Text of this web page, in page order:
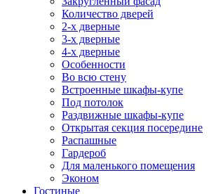
Количество дверей
2-х дверные
3-х дверные
4-х дверные
Особенности
Во всю стену
Встроенные шкафы-купе
Под потолок
Раздвижные шкафы-купе
Открытая секция посередине
Распашные
Гардероб
Для маленького помещения
Эконом
Гостиные